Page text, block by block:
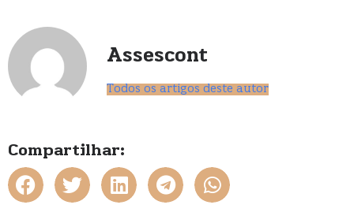
Assescont
Todos os artigos deste autor
Compartilhar: